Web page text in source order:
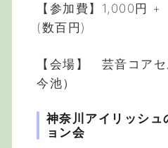
【参加費】1,000円
(数百円)
【会場】 芸音コア
今池）
神奈川アイリッシュ
ョン会